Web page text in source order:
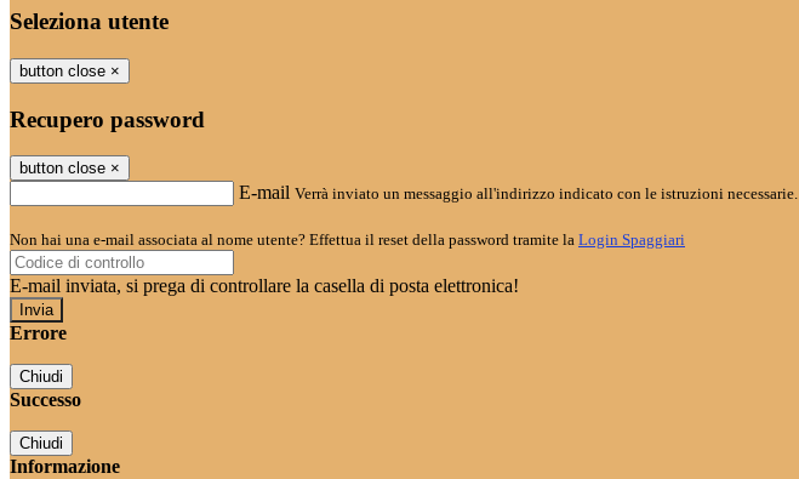
Seleziona utente
button close ×
Recupero password
button close ×
E-mail Verrà inviato un messaggio all'indirizzo indicato con le istruzioni necessarie.
Non hai una e-mail associata al nome utente? Effettua il reset della password tramite la Login Spaggiari
E-mail inviata, si prega di controllare la casella di posta elettronica!
Errore
Chiudi
Successo
Chiudi
Informazione